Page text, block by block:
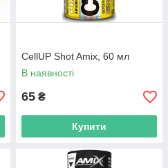
CellUP Shot Amix, 60 мл
В наявності
65 ₴
Купити